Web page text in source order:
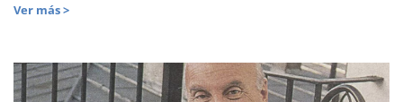
Ver más >